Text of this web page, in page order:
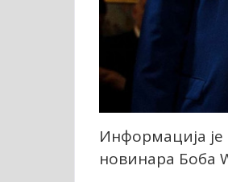
Информација
новинара Боба